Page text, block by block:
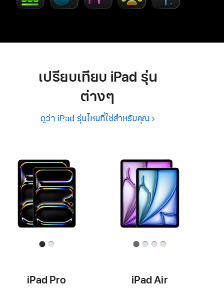
เปรียบเทียบ iPad รุ่น
ต่างๆ
ดูว่า iPad รุ่นไหนที่ใช่สำหรับคุณ
iPad Pro iPad Air